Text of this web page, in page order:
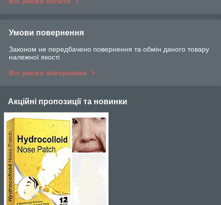
Умови повернення
Законом не передбачено повернення та обмін даного товару
належної якості
Всі умови повернення
Акційні пропозиції та новинки